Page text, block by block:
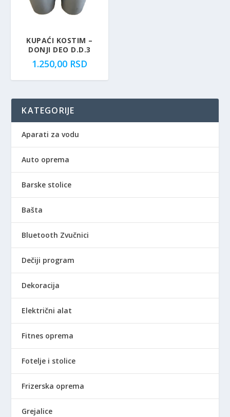
KUPAĆI KOSTIM –
DONJI DEO D.D.3
1.250,00 RSD
KATEGORIJE
Aparati za vodu
Auto oprema
Barske stolice
Bašta
Bluetooth Zvučnici
Dečiji program
Dekoracija
Električni alat
Fitnes oprema
Fotelje i stolice
Frizerska oprema
Grejalice